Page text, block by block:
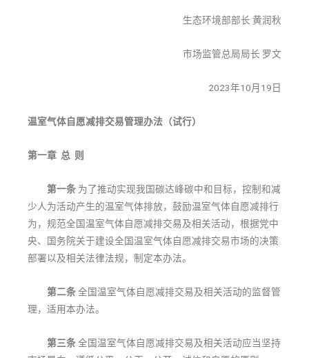
生态环境部部长 黄润秋
市场监管总局局长 罗文
2023年10月19日
温室气体自愿减排交易管理办法（试行）
第一章 总 则
第一条 为了推动实现我国碳达峰碳中和目标，控制和减
少人为活动产生的温室气体排放，鼓励温室气体自愿减排行
为，规范全国温室气体自愿减排交易及相关活动，根据党中
央、国务院关于建设全国温室气体自愿减排交易市场的决策
部署以及相关法律法规，制定本办法。
第二条全国温室气体自愿减排交易及相关活动的监督管
理，适用本办法。
第三条全国温室气体自愿减排交易及相关活动应当坚持